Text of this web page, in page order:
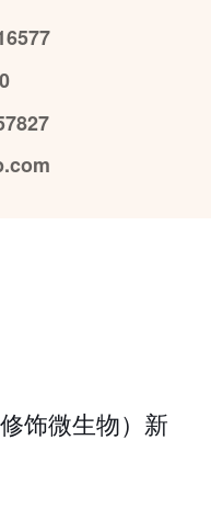
饰微生物）新